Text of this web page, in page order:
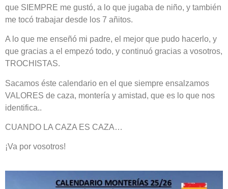
que SIEMPRE me gustó, a lo que jugaba de niño, y también
me tocó trabajar desde los 7 añitos.
A lo que me enseñó mi padre, el mejor que pudo hacerlo, y
que gracias a el empezó todo, y continuó gracias a vosotros,
TROCHISTAS.
Sacamos éste calendario en el que siempre ensalzamos
VALORES de caza, montería y amistad, que es lo que nos
identifica..
CUANDO LA CAZA ES CAZA…
¡Va por vosotros!